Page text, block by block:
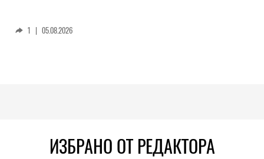
1 | 05.08.2026
ИЗБРАНО ОТ РЕДАКТОРА